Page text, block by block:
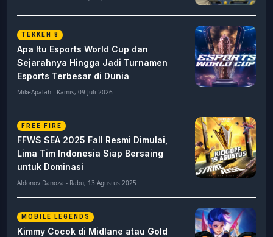
TEKKEN 8
Apa Itu Esports World Cup dan
Sejarahnya Hingga Jadi Turnamen
Esports Terbesar di Dunia
MikeApalah - Kamis, 09 Juli 2026
FREE FIRE
FFWS SEA 2025 Fall Resmi Dimulai,
Lima Tim Indonesia Siap Bersaing
untuk Dominasi
Aldonov Danoza - Rabu, 13 Agustus 2025
MOBILE LEGENDS
Kimmy Cocok di Midlane atau Gold